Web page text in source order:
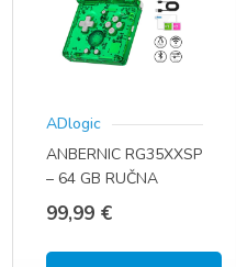
ADlogic
ANBERNIC RG35XXSP
– 64 GB RUČNA
KONZOLA
99,99 €